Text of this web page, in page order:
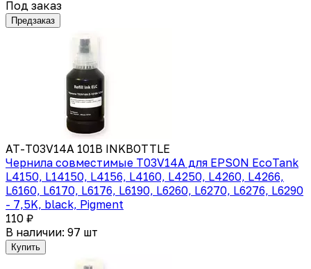
Под заказ
Предзаказ
AT-T03V14A 101B INKBOTTLE
Чернила совместимые T03V14A для EPSON EcoTank
L4150, L14150, L4156, L4160, L4250, L4260, L4266,
L6160, L6170, L6176, L6190, L6260, L6270, L6276, L6290
- 7,5K, black, Pigment
110 ₽
В наличии: 97 шт
Купить